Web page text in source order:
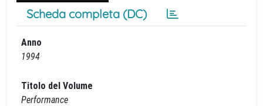
Scheda completa (DC)
Anno
1994
Titolo del Volume
Performance